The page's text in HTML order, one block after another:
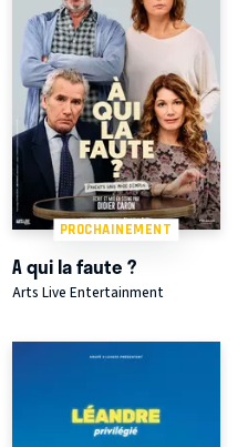
PROCHAINEMENT
A qui la faute ?
Arts Live Entertainment